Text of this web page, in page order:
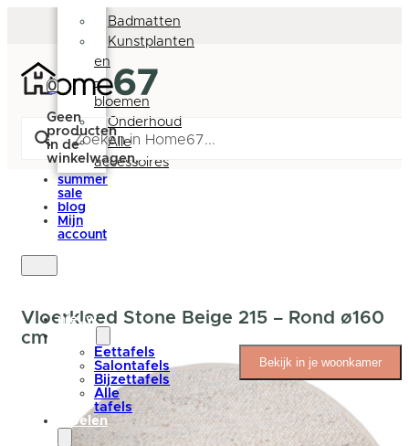
0
Geen
producten
in de
winkelwagen.
Badmatten
Kunstplanten
en
-
bloemen
Onderhoud
Alle
accessoires
summer
sale
blog
Mijn
account
nieuw
Eettafels
Salontafels
Bijzettafels
Alle
tafels
stoelen
Vloerkleed Stone Beige 215 – Rond ø160
cm
Bekijk in je woonkamer